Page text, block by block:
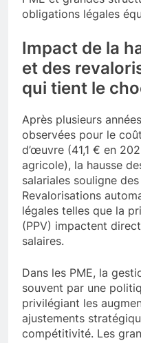
obligations légales
Impact de la
et des
qui tient le
Après plusieurs
observées pour le
d’œuvre (41,1 € en
agricole), la hausse
salariales souligne
Revalorisations
légales telles que la
(PPV) impactent
salaires.
Dans les PME, la
souvent par une
privilégiant les
ajustements
compétitivité. Les